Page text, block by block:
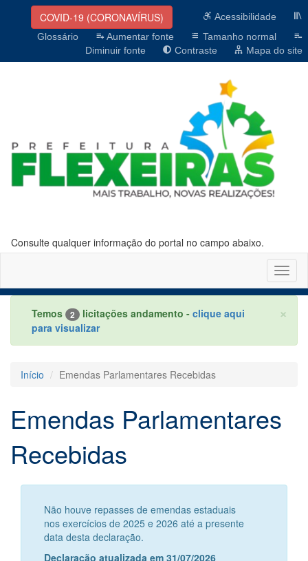
COVID-19 (CORONAVÍRUS)
Acessibilidade
Glossário
Aumentar fonte
Tamanho normal
Diminuir fonte
Contraste Mapa do site
Consulte qualquer informação do portal no campo abaixo.
×
Temos 2 licitações andamento - clique aqui
para visualizar
Início Emendas Parlamentares Recebidas
Emendas Parlamentares
Recebidas
Não houve repasses de emendas estaduais
nos exercícios de 2025 e 2026 até a presente
data desta declaração.
Declaração atualizada em 31/07/2026